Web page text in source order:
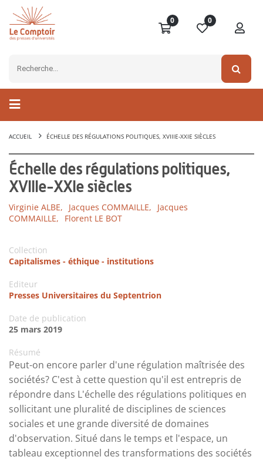
0 0
ACCUEIL ÉCHELLE DES RÉGULATIONS POLITIQUES, XVIIIE-XXIE SIÈCLES
Échelle des régulations politiques,
XVIIIe-XXIe siècles
Virginie ALBE, Jacques COMMAILLE,
Jacques
COMMAILLE,
Florent LE BOT
Collection
Capitalismes - éthique - institutions
Editeur
Presses Universitaires du Septentrion
Date de publication
25 mars 2019
Résumé
Peut-on encore parler d'une régulation maîtrisée des
sociétés? C'est à cette question qu'il est entrepris de
répondre dans L'échelle des régulations politiques en
sollicitant une pluralité de disciplines de sciences
sociales et une grande diversité de domaines
d'observation. Situé dans le temps et l'espace, un
tableau exceptionnel des transformations des sociétés